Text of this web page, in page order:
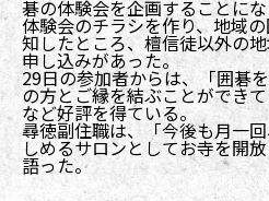
碁の体験会を企画することに
体験会のチラシを作り、地域
知したところ、檀信徒以外の
申し込みがあった。
29日の参加者からは、「囲碁
の方とご縁を結ぶことができ
など好評を得ている。
尋徳副住職は、「今後も月一
しめるサロンとしてお寺を開
語った。